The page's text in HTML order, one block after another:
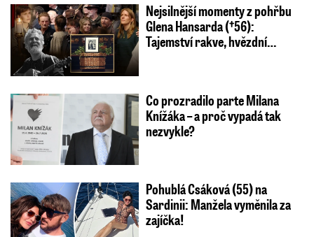
Nejsilnější momenty z pohřbu
Glena Hansarda (†56):
Tajemství rakve, hvězdní…
Co prozradilo parte Milana
Knížáka – a proč vypadá tak
nezvykle?
Pohublá Csáková (55) na
Sardinii: Manžela vyměnila za
zajíčka!